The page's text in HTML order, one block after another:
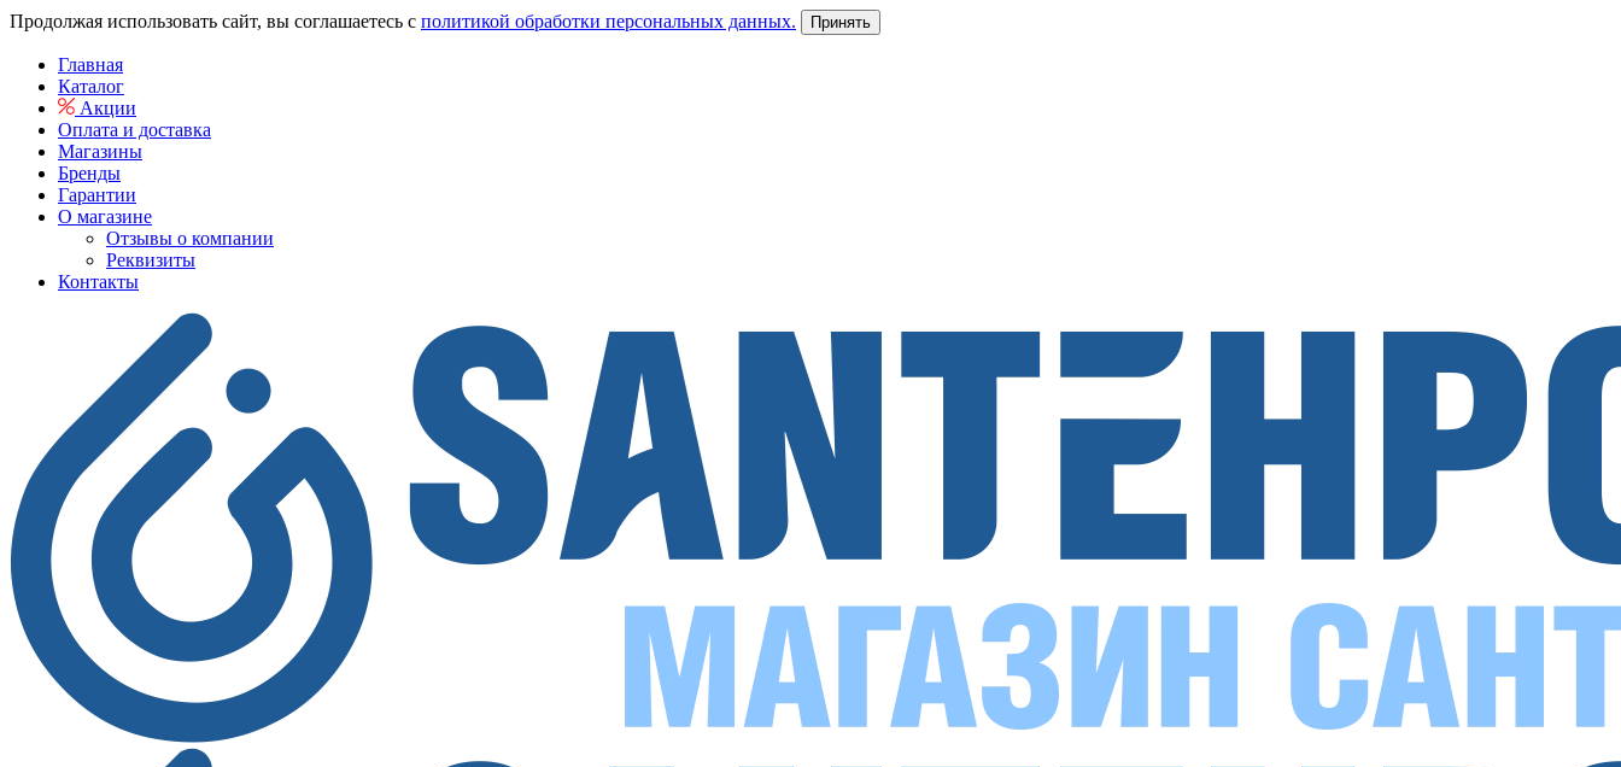
Продолжая использовать сайт, вы соглашаетесь с политикой обработки персональных данных. Принять
Главная
Каталог
Акции
Оплата и доставка
Магазины
Бренды
Гарантии
О магазине
Отзывы о компании
Реквизиты
Контакты